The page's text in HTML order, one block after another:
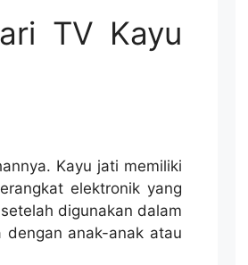
TV Kayu
Kayu jati memiliki
elektronik yang
digunakan dalam
anak-anak atau